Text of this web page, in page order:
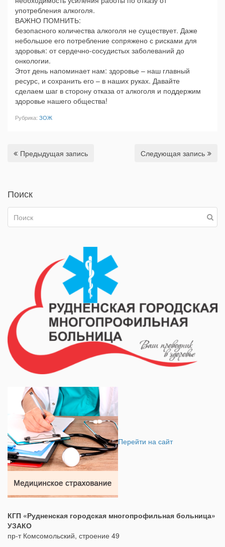
употребления алкоголя.
ВАЖНО ПОМНИТЬ:
безопасного количества алкоголя не существует. Даже
небольшое его потребление сопряжено с рисками для
здоровья: от сердечно-сосудистых заболеваний до
онкологии.
Этот день напоминает нам: здоровье – наш главный
ресурс, и сохранить его – в наших руках. Давайте
сделаем шаг в сторону отказа от алкоголя и поддержим
здоровье нашего общества!
Рубрика: ЗОЖ
Предыдущая запись Следующая запись
Поиск
Перейти на сайт
КГП «Рудненская городская многопрофильная больница»
УЗАКО
пр-т Комсомольский, строение 49